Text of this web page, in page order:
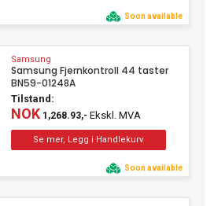
Soon available
Samsung
Samsung Fjernkontroll 44 taster
BN59-01248A
Tilstand:
NOK1,268.93,- Ekskl. MVA
Soon available